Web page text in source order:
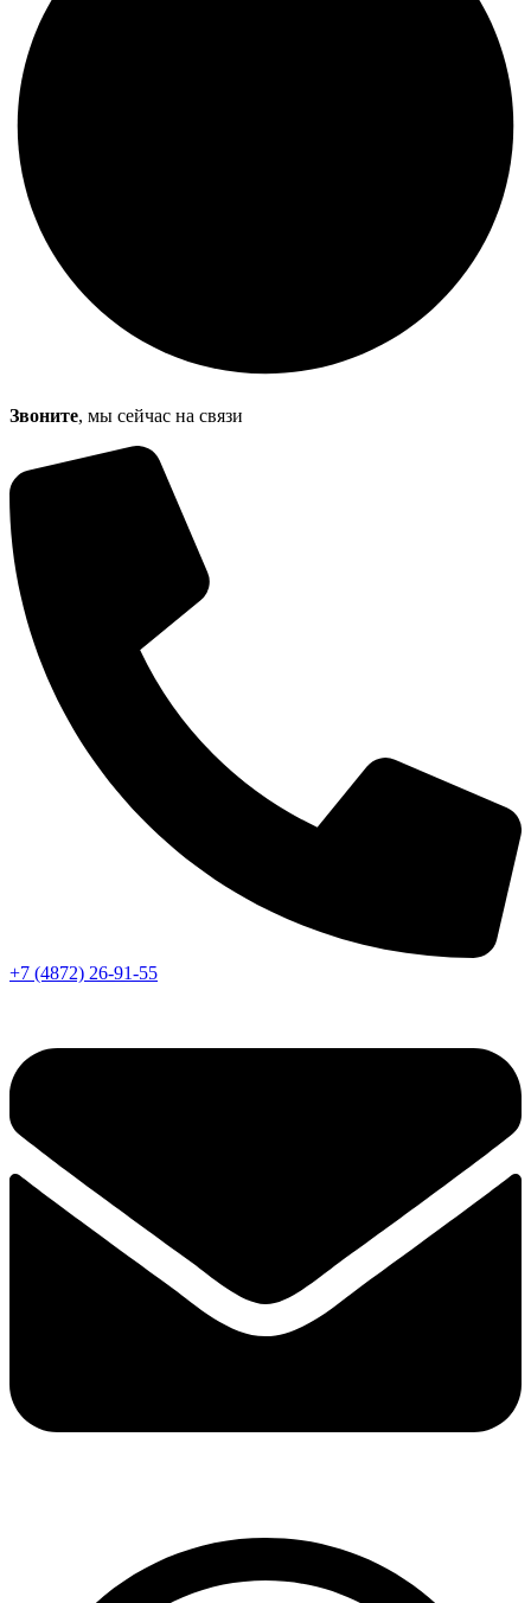
Звоните, мы сейчас на связи
+7 (4872) 26-91-55